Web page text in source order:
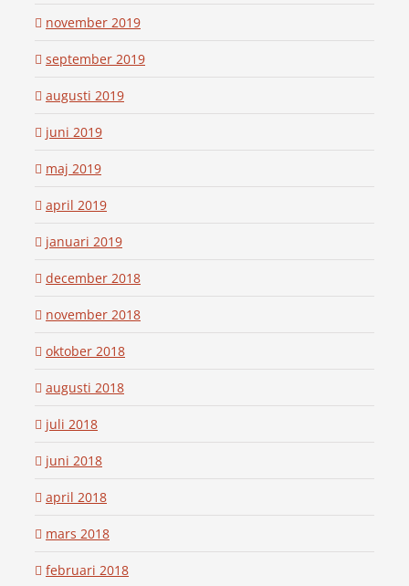
november 2019
september 2019
augusti 2019
juni 2019
maj 2019
april 2019
januari 2019
december 2018
november 2018
oktober 2018
augusti 2018
juli 2018
juni 2018
april 2018
mars 2018
februari 2018